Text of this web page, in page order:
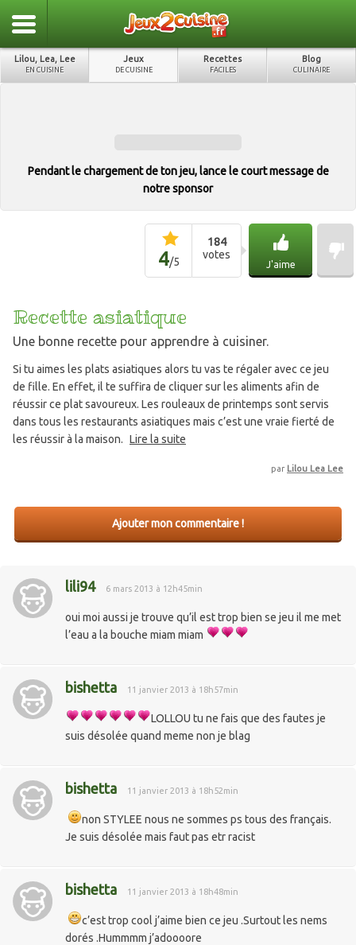
Lilou, Lea, Lee
EN CUISINE
Jeux
DE CUISINE
Recettes
FACILES
Blog
CULINAIRE
Pendant le chargement de ton jeu, lance le court message de
notre sponsor
4/5
184
votes
J'aime
Recette asiatique
Une bonne recette pour apprendre à cuisiner.
Si tu aimes les plats asiatiques alors tu vas te régaler avec ce jeu
de fille. En effet, il te suffira de cliquer sur les aliments afin de
réussir ce plat savoureux. Les rouleaux de printemps sont servis
dans tous les restaurants asiatiques mais c’est une vraie fierté de
les réussir à la maison. Lire la suite
par Lilou Lea Lee
Ajouter mon commentaire !
lili94 6 mars 2013 à 12h45min
oui moi aussi je trouve qu’il est trop bien se jeu il me met
l’eau a la bouche miam miam
bishetta 11 janvier 2013 à 18h57min
LOLLOU tu ne fais que des fautes je
suis désolée quand meme non je blag
bishetta 11 janvier 2013 à 18h52min
non STYLEE nous ne sommes ps tous des français.
Je suis désolée mais faut pas etr racist
bishetta 11 janvier 2013 à 18h48min
c’est trop cool j’aime bien ce jeu .Surtout les nems
dorés .Hummmm j’adoooore